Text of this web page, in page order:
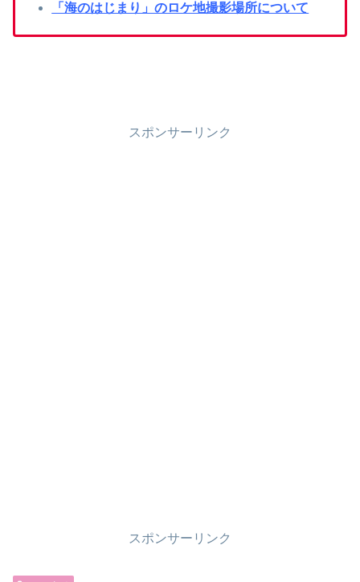
「海のはじまり」のロケ地撮影場所について
スポンサーリンク
スポンサーリンク